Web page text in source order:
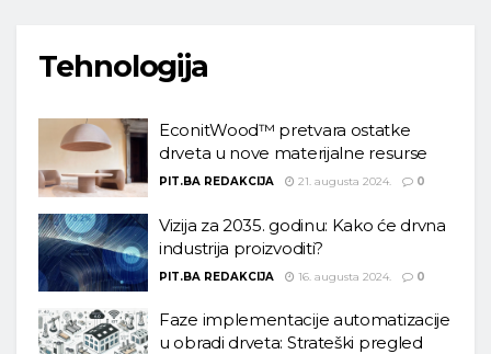
Tehnologija
EconitWood™ pretvara ostatke
drveta u nove materijalne resurse
PIT.BA REDAKCIJA 21. augusta 2024. 0
Vizija za 2035. godinu: Kako će drvna
industrija proizvoditi?
PIT.BA REDAKCIJA 16. augusta 2024. 0
Faze implementacije automatizacije
u obradi drveta: Strateški pregled